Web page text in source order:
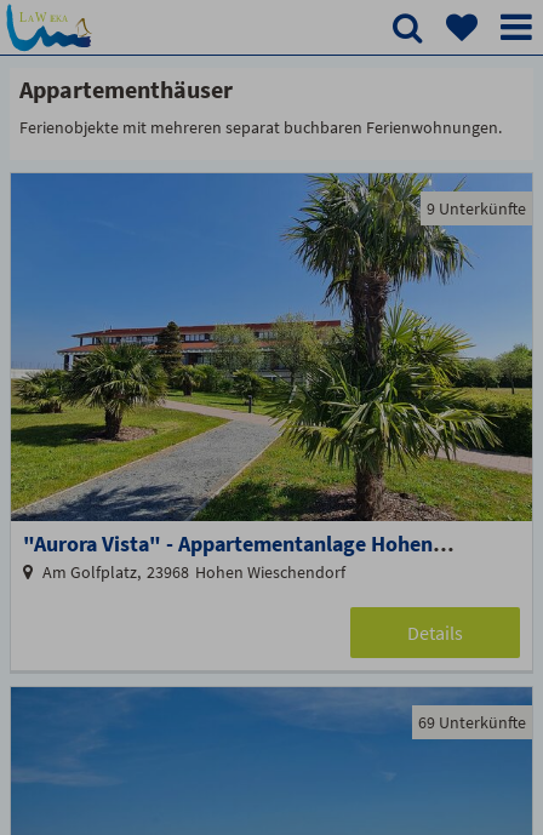
Appartementhäuser
Ferienobjekte mit mehreren separat buchbaren Ferienwohnungen.
"Aurora Vista" - Appartementanlage Hohen-Wieschendorf
9 Unterkünfte
Am Golfplatz 23968 Hohen Wieschendorf
Details
69 Unterkünfte